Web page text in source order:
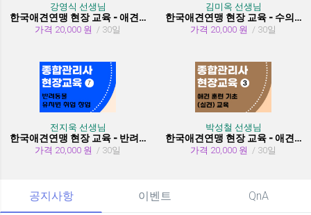
강영식 선생님
한국애견연맹 현장 교육 - 애견훈련사/핸들러 취업 및 창업
가격 20,000 원 / 30일
김미옥 선생님
한국애견연맹 현장 교육 - 수의테크니션(동물보건사) (취업 현장 교육)
가격 20,000 원 / 30일
전지욱 선생님
한국애견연맹 현장 교육 - 반려동물 유치원 취창업
가격 20,000 원 / 30일
박성철 선생님
한국애견연맹 현장 교육 - 애견 훈련 기초 (실견)
가격 20,000 원 / 30일
공지사항 이벤트 QnA